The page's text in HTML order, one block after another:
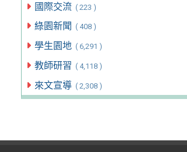
國際交流 ( 223 )
綠園新聞 ( 408 )
學生園地 ( 6,291 )
教師研習 ( 4,118 )
來文宣導 ( 2,308 )